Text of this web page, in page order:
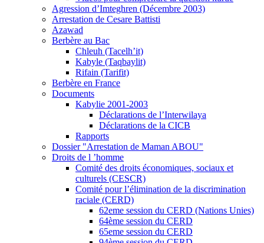
Agression d’Imteghren (Décembre 2003)
Arrestation de Cesare Battisti
Azawad
Berbère au Bac
Chleuh (Tacelh’it)
Kabyle (Taqbaylit)
Rifain (Tarifit)
Berbère en France
Documents
Kabylie 2001-2003
Déclarations de l’Interwilaya
Déclarations de la CICB
Rapports
Dossier "Arrestation de Maman ABOU"
Droits de l ’homme
Comité des droits économiques, sociaux et
culturels (CESCR)
Comité pour l’élimination de la discrimination
raciale (CERD)
62eme session du CERD (Nations Unies)
64ème session du CERD
65eme session du CERD